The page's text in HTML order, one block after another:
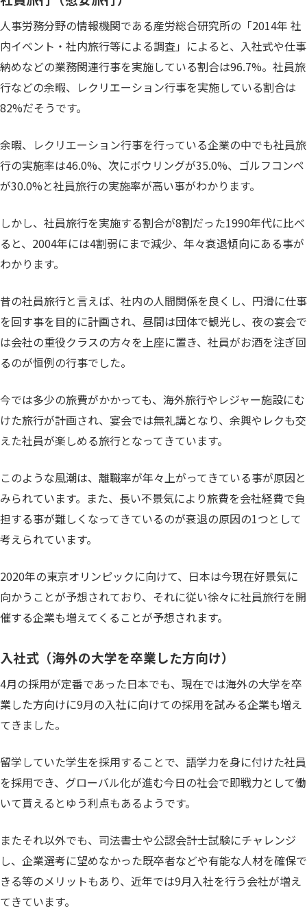
人事労務分野の情報機関である産労総合研究所の「2014年 社
内イベント・社内旅行等による調査」によると、入社式や仕事
納めなどの業務関連行事を実施している割合は96.7%。社員旅
行などの余暇、レクリエーション行事を実施している割合は
82%だそうです。
余暇、レクリエーション行事を行っている企業の中でも社員旅
行の実施率は46.0%、次にボウリングが35.0%、ゴルフコンペ
が30.0%と社員旅行の実施率が高い事がわかります。
しかし、社員旅行を実施する割合が8割だった1990年代に比べ
ると、2004年には4割弱にまで減少、年々衰退傾向にある事が
わかります。
昔の社員旅行と言えば、社内の人間関係を良くし、円滑に仕事
を回す事を目的に計画され、昼間は団体で観光し、夜の宴会で
は会社の重役クラスの方々を上座に置き、社員がお酒を注ぎ回
るのが恒例の行事でした。
今では多少の旅費がかかっても、海外旅行やレジャー施設にむ
けた旅行が計画され、宴会では無礼講となり、余興やレクも交
えた社員が楽しめる旅行となってきています。
このような風潮は、離職率が年々上がってきている事が原因と
みられています。また、長い不景気により旅費を会社経費で負
担する事が難しくなってきているのが衰退の原因の1つとして
考えられています。
2020年の東京オリンピックに向けて、日本は今現在好景気に
向かうことが予想されており、それに従い徐々に社員旅行を開
催する企業も増えてくることが予想されます。
入社式（海外の大学を卒業した方向け）
4月の採用が定番であった日本でも、現在では海外の大学を卒
業した方向けに9月の入社に向けての採用を試みる企業も増え
てきました。
留学していた学生を採用することで、語学力を身に付けた社員
を採用でき、グローバル化が進む今日の社会で即戦力として働
いて貰えるとゆう利点もあるようです。
またそれ以外でも、司法書士や公認会計士試験にチャレンジ
し、企業選考に望めなかった既卒者などや有能な人材を確保で
きる等のメリットもあり、近年では9月入社を行う会社が増え
てきています。